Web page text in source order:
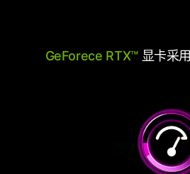
GeForece RTX™显卡采用